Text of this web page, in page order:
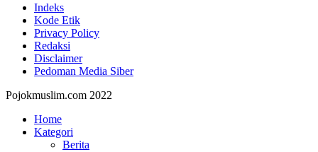
Indeks
Kode Etik
Privacy Policy
Redaksi
Disclaimer
Pedoman Media Siber
Pojokmuslim.com 2022
Home
Kategori
Berita